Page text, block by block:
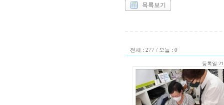
목록보기
전체 : 277 / 오늘 : 0
등록일